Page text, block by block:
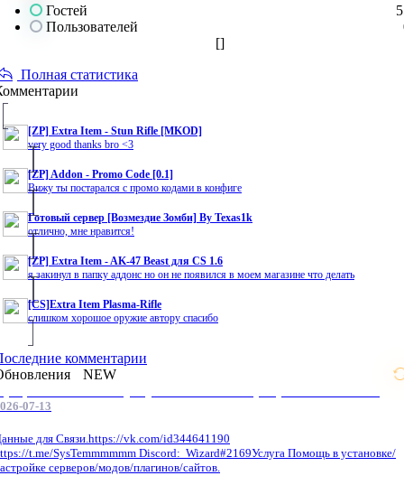
Гостей
Пользователей
[]
Полная статистика
[ZP] Extra Item - Stun Rifle [MKOD]
very good thanks bro <3
[ZP] Addon - Promo Code [0.1]
Вижу ты постарался с промо кодами в конфиге
Готовый сервер [Возмездие Зомби] By Texas1k
отлично, мне нравится!
[ZP] Extra Item - AK-47 Beast для CS 1.6
я закинул в папку аддонс но он не появился в моем магазине что делать
[CS]Extra Item Plasma-Rifle
слишком хорошое оружие автору спасибо
комментарии
NEW
07-13
для Связи.https://vk.com/id344641190
t.me/SysTemmmmmm Discord: Wizard#2169Услуга Помощь в установке/
серверов/модов/плагинов/сайтов.